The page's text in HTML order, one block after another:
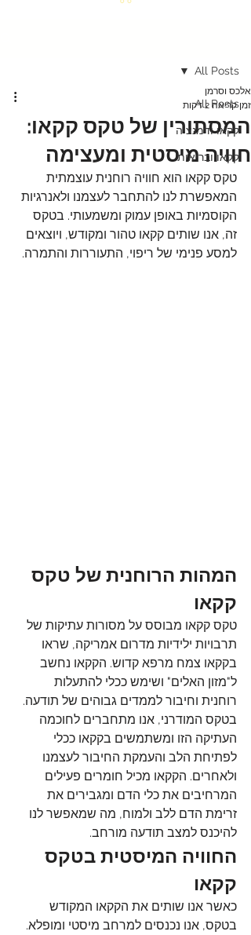
All Posts
קקאו ודמנציה
קקאו ובריאות
All Posts
המסתורין של טקס קקאו:
חוויה מיסטית ומעצימה
אלכס וסרמן
זמן קריאה 2 דקות
טקס קקאו הוא חוויה רוחנית עוצמתית
המאפשרת לנו להתחבר לעצמנו ולאנרגיות
הקוסמיות באופן עמוק ומשמעותי. בטקס
זה, אנו שותים קקאו טהור ומקודש, ויוצאים
למסע פנימי של ריפוי, התעוררות והתמרה.
המהות הרוחנית של טקס
קקאו
טקס קקאו מבוסס על מסורות עתיקות של
תרבויות ילידיות מדרום אמריקה, שראו
בקקאו צמח מרפא קדוש. הקקאו נחשב
ל"מזון האלים" ושימש ככלי להתעלות
רוחנית וחיבור לממדים גבוהים של תודעה.
בטקס המודרני, אנו מתחברים לחוכמה
העתיקה הזו ומשתמשים בקקאו ככלי
לפתיחת הלב והעמקת החיבור לעצמנו
ולאחרים. הקקאו מכיל חומרים פעילים
המרחיבים את כלי הדם ומגבירים את
זרימת הדם ללב ולמוח, מה שמאפשר לנו
להיכנס למצב תודעה מורחב.
החוויה המיסטית בטקס
קקאו
כאשר אנו שותים את הקקאו המקודש
בטקס, אנו נכנסים למרחב מיסטי ומופלא.